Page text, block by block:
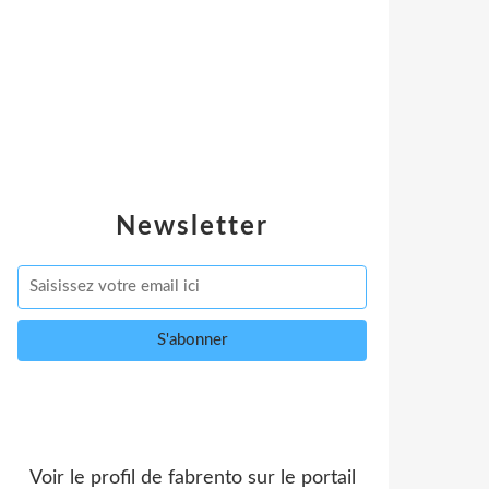
Newsletter
Voir le profil de fabrentosur le portail